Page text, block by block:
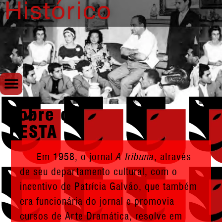
Histórico
Sobre o
FESTA
Em 1958, o jornalA Tribuna, através
de seu departamento cultural, com o
incentivo de Patrícia Galvão, que também
era funcionária do jornal e promovia
cursos de Arte Dramática, resolve em